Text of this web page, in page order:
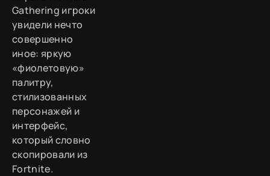
Gathering игроки
увидели нечто
совершенно
иное: яркую
«фиолетовую»
палитру,
стилизованных
персонажей и
интерфейс,
который словно
скопировали из
Fortnite.